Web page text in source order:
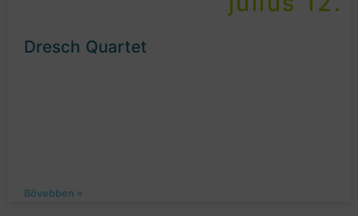
Dresch Quartet
Bővebben »